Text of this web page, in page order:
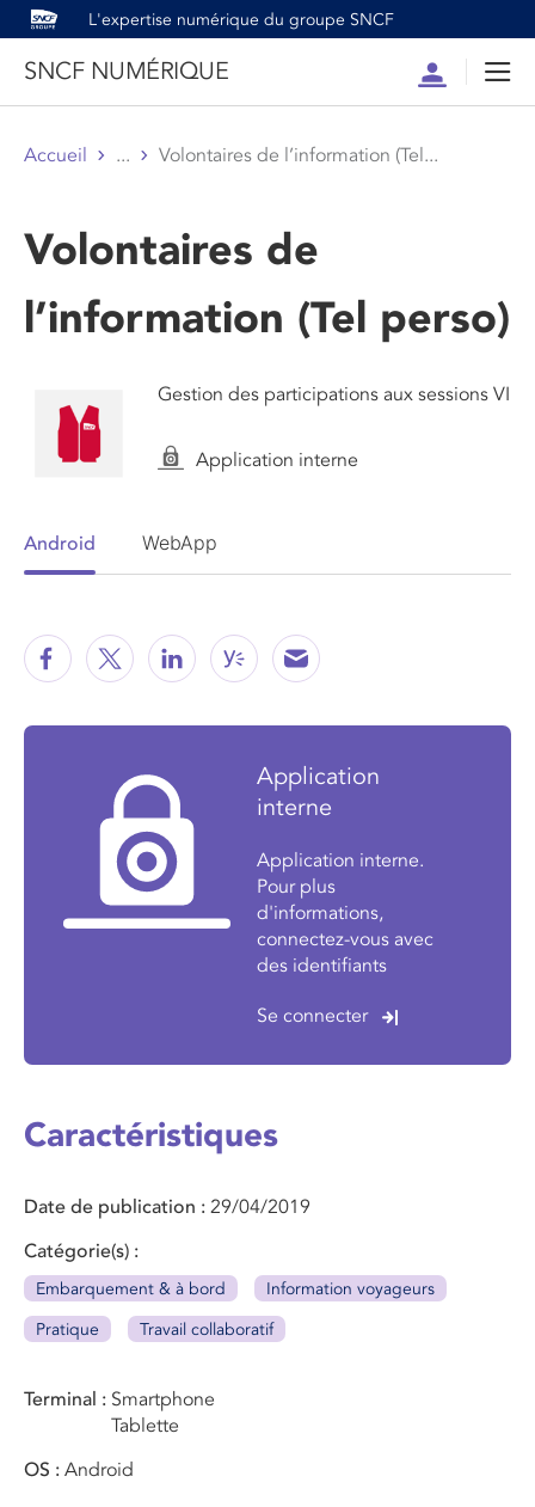
L'expertise numérique du groupe SNCF
SNCF NUMÉRIQUE
Compte
Accueil ... Volontaires de l’information (Tel...
Volontaires de
l’information (Tel perso)
Gestion des participations aux sessions VI
Application interne
Android WebApp
Application
interne
Application interne.
Pour plus
d'informations,
connectez-vous avec
des identifiants
Se connecter
Caractéristiques
Date de publication
29/04/2019
Catégorie(s)
Embarquement & à bord
Information voyageurs
Pratique
Travail collaboratif
Terminal
Smartphone
Tablette
OS
Android